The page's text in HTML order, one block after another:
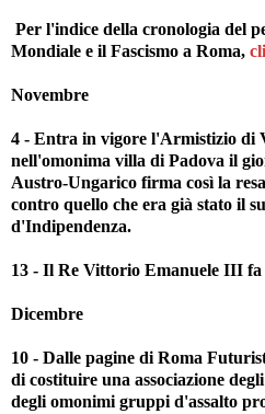
Per l'indice della cronologia del
Mondiale e il Fascismo a Roma,
Novembre
4 - Entra in vigore l'Armistizio di
nell'omonima villa di Padova il
Austro-Ungarico firma così la
contro quello che era già stato il
d'Indipendenza.
13 - Il Re Vittorio Emanuele III
Dicembre
10 - Dalle pagine di Roma
di costituire una associazione
degli omonimi gruppi d'assalto